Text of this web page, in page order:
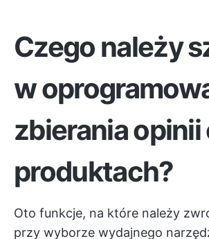
Czego należy
w
zbierania opinii
produktach?
Oto funkcje, na które należy
przy wyborze wydajnego